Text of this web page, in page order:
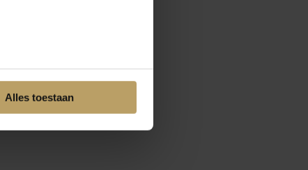
Alles toestaan